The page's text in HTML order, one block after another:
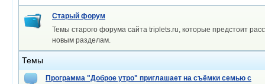
Старый форум
Темы старого форума сайта triplets.ru, которые предстоит
новым разделам.
Темы
Программа "Доброе утро" приглашает на съёмки семью с